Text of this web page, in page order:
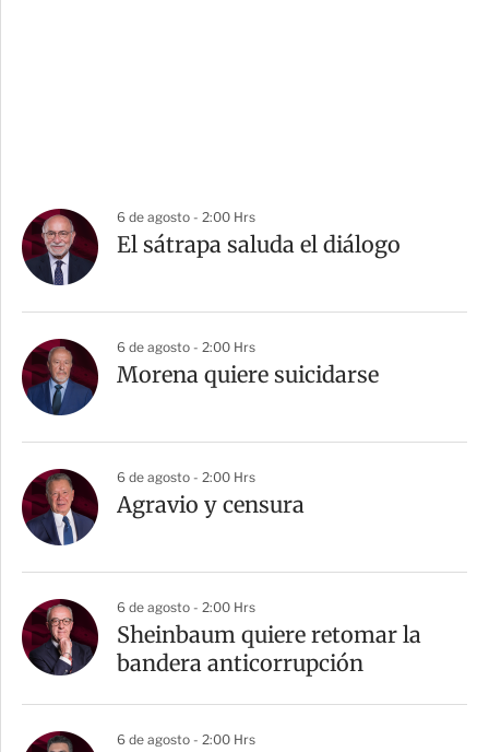
6 de agosto - 2:00 Hrs
El sátrapa saluda el diálogo
6 de agosto - 2:00 Hrs
Morena quiere suicidarse
6 de agosto - 2:00 Hrs
Agravio y censura
6 de agosto - 2:00 Hrs
Sheinbaum quiere retomar la
bandera anticorrupción
6 de agosto - 2:00 Hrs